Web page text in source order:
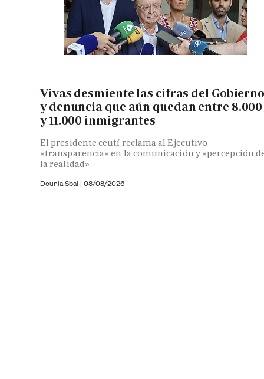
Vivas desmiente las cifras del
y denuncia que aún quedan entre 8.000
y 11.000 inmigrantes
El presidente ceutí reclama al Ejecutivo
«transparencia» en la comunicación y «percepción
la realidad»
Dounia Sbai | 08/08/2026